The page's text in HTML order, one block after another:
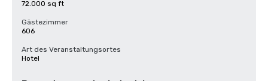
72.000 sq ft
Gästezimmer
606
Art des Veranstaltungsortes
Hotel